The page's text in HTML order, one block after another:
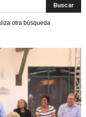
otra búsqueda